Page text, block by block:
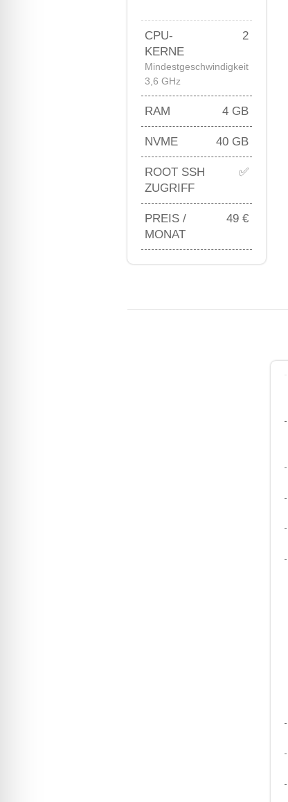
CPU-
KERNE
2
Mindestgeschwindigkeit
3,6 GHz
RAM 4 GB
NVME 40 GB
ROOT SSH
ZUGRIFF
✅
PREIS /
MONAT
49 €